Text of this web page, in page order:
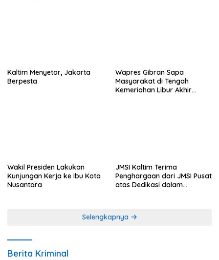
Kaltim Menyetor, Jakarta
Berpesta
Wapres Gibran Sapa
Masyarakat di Tengah
Kemeriahan Libur Akhir
Wakil Presiden Lakukan
Kunjungan Kerja ke Ibu Kota
Nusantara
JMSI Kaltim Terima
Penghargaan dari JMSI Pusat
atas Dedikasi dalam
Selengkapnya
Berita Kriminal